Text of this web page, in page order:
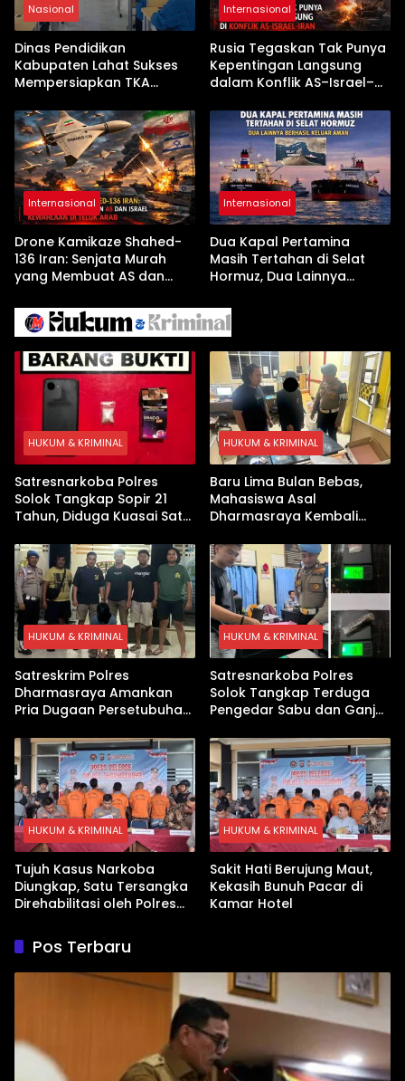
Nasional
Dinas Pendidikan
Kabupaten Lahat Sukses
Mempersiapkan TKA
Pembekalan Latihan Soal
Tanpa Internet
Internasional
Rusia Tegaskan Tak Punya
Kepentingan Langsung
dalam Konflik AS–Israel–
Internasional
Drone Kamikaze Shahed-
136 Iran: Senjata Murah
yang Membuat AS dan
Arab
Internasional
Dua Kapal Pertamina
Masih Tertahan di Selat
Hormuz, Dua Lainnya
HUKUM & KRIMINAL
Satresnarkoba Polres
Solok Tangkap Sopir 21
Tahun, Diduga Kuasai Satu
HUKUM & KRIMINAL
Baru Lima Bulan Bebas,
Mahasiswa Asal
Dharmasraya Kembali
HUKUM & KRIMINAL
Satreskrim Polres
Dharmasraya Amankan
Pria Dugaan Persetubuhan
HUKUM & KRIMINAL
Satresnarkoba Polres
Solok Tangkap Terduga
Pengedar Sabu dan Ganja
HUKUM & KRIMINAL
Tujuh Kasus Narkoba
Diungkap, Satu Tersangka
Direhabilitasi oleh Polres
HUKUM & KRIMINAL
Sakit Hati Berujung Maut,
Kekasih Bunuh Pacar di
Kamar Hotel
Pos Terbaru